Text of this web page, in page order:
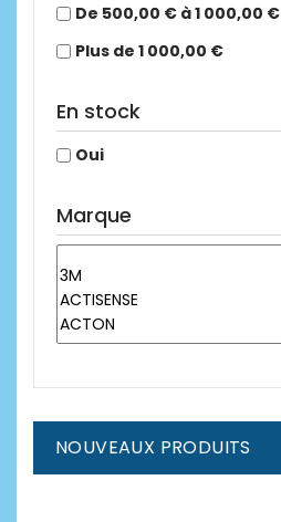
De 500,00 € à 1 000,00 €
Plus de 1 000,00 €
En stock
Oui
Marque
NOUVEAUX PRODUITS